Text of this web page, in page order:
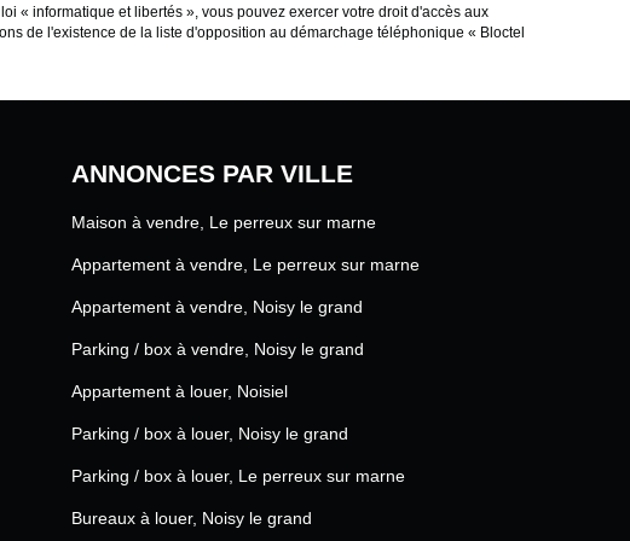
« informatique et libertés », vous pouvez exercer votre droit d'accès aux
de l'existence de la liste d'opposition au démarchage téléphonique « Bloctel
ANNONCES PAR VILLE
Maison à vendre, Le perreux sur marne
Appartement à vendre, Le perreux sur marne
Appartement à vendre, Noisy le grand
Parking / box à vendre, Noisy le grand
Appartement à louer, Noisiel
Parking / box à louer, Noisy le grand
Parking / box à louer, Le perreux sur marne
Bureaux à louer, Noisy le grand